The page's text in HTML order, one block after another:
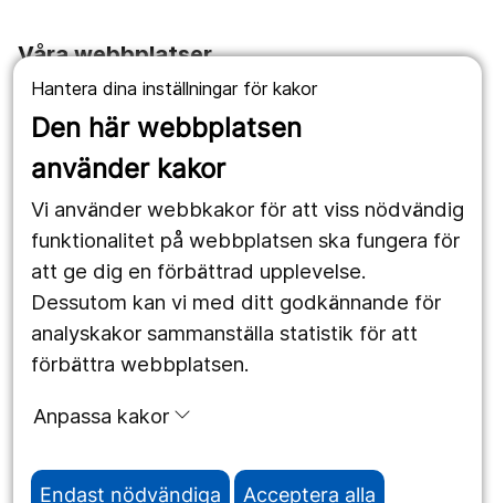
Hantera dina inställningar för kakor
Den här webbplatsen
använder kakor
Vi använder webbkakor för att viss nödvändig
funktionalitet på webbplatsen ska fungera för
att ge dig en förbättrad upplevelse.
Dessutom kan vi med ditt godkännande för
analyskakor sammanställa statistik för att
förbättra webbplatsen.
Anpassa kakor
Endast nödvändiga Acceptera alla
Våra webbplatser
1177.se
Länstrafiken
Utveckling
Följ oss
Facebook